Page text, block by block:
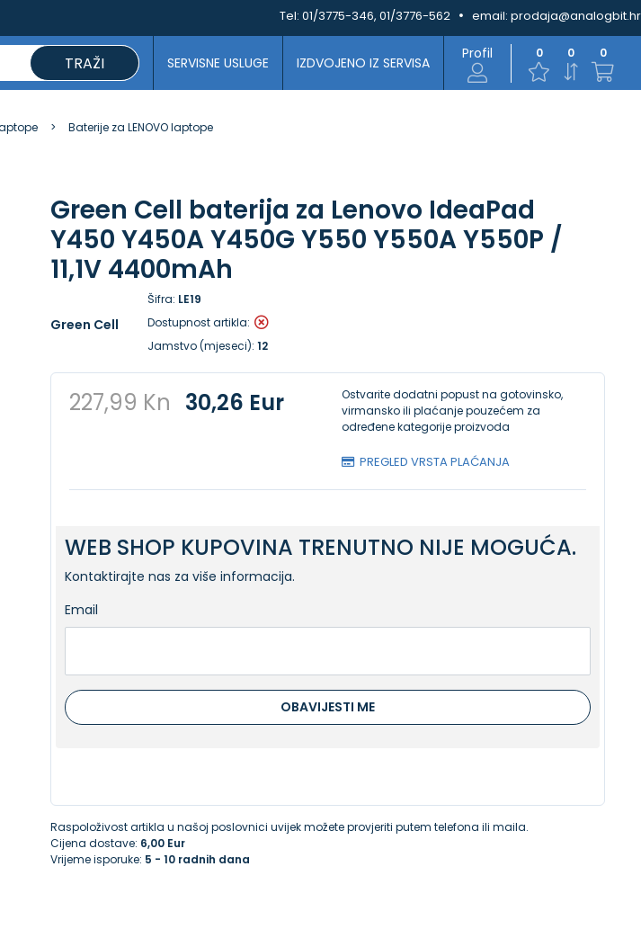
Tel: 01/3775-346, 01/3776-562 email: prodaja@analogbit.hr
TRAŽI SERVISNE USLUGE IZDVOJENO IZ SERVISA
0
0
0
Profil
Baterije za LENOVO laptope
Green Cell baterija za Lenovo IdeaPad
Y450 Y450A Y450G Y550 Y550A Y550P /
11,1V 4400mAh
Green Cell
Šifra: LE19
Dostupnost artikla:
Jamstvo (mjeseci): 12
227,99 Kn 30,26 Eur
Ostvarite dodatni popust na gotovinsko,
virmansko ili plaćanje pouzećem za
određene kategorije proizvoda
PREGLED VRSTA PLAĆANJA
WEB SHOP KUPOVINA TRENUTNO NIJE MOGUĆA.
Kontaktirajte nas za više informacija.
Email
OBAVIJESTI ME
Raspoloživost artikla u našoj poslovnici uvijek možete provjeriti putem telefona ili maila.
Cijena dostave: 6,00 Eur
Vrijeme isporuke: 5 - 10 radnih dana